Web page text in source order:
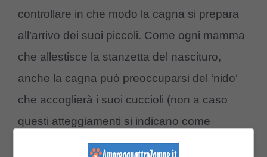
controllare in che modo la cagna si prepara
all’arrivo dei suoi piccoli. Come ogni mamma
che allestisce la stanzetta del nascituro,
anche la cagna può preoccuparsi del ‘nido‘
che accoglierà i suoi cuccioli (non a caso
questi atteggiamenti si indicano come
comportamenti di nidificazione